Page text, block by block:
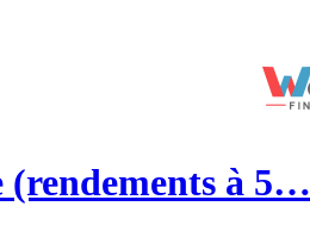
(rendements à 5…